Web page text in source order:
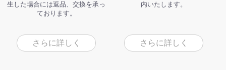
生した場合には返品、交換を承っ
ております。
さらに詳しく
内いたします。
さらに詳しく